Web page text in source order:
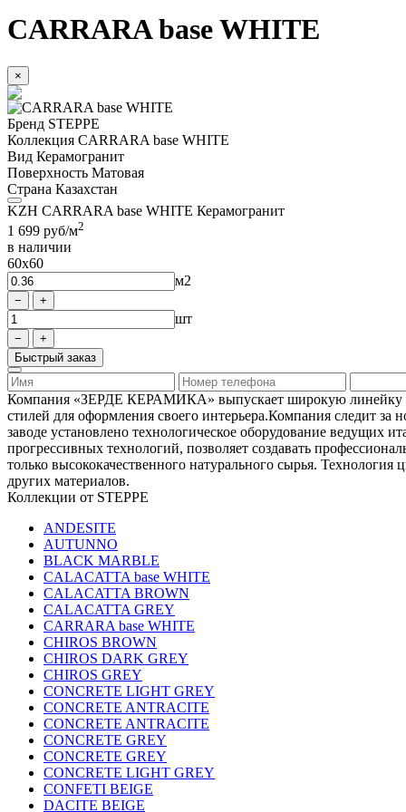
CARRARA base WHITE
×
Бренд STEPPE
Коллекция CARRARA base WHITE
Вид Керамогранит
Поверхность Матовая
Страна Казахстан
KZH CARRARA base WHITE Керамогранит
1 699 руб/м2
в наличии
60x60
м2
шт
Быстрый заказ
Компания «ЗЕРДЕ КЕРАМИКА» выпускает широкую линейку
стилей для оформления своего интерьера.Компания следит
заводе установлено технологическое оборудование ведущих
прогрессивных технологий, позволяет создавать
только высококачественного натурального сырья.
других материалов.
Коллекции от STEPPE
ANDESITE
AUTUNNO
BLACK MARBLE
CALACATTA base WHITE
CALACATTA BROWN
CALACATTA GREY
CARRARA base WHITE
CHIROS BROWN
CHIROS DARK GREY
CHIROS GREY
CONCRETE LIGHT GREY
CONCRETE ANTRACITE
CONCRETE ANTRACITE
CONCRETE GREY
CONCRETE GREY
CONCRETE LIGHT GREY
CONFETI BEIGE
DACITE BEIGE